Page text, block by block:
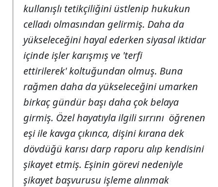
kullanışlı tetikçiliğini üstlenip hukukun
celladı olmasından gelirmiş. Daha da
yükseleceğini hayal ederken siyasal iktidar
içinde işler karışmış ve 'terfi
ettirilerek' koltuğundan olmuş. Buna
rağmen daha da yükseleceğini umarken
birkaç gündür başı daha çok belaya
girmiş. Özel hayatıyla ilgili sırrını öğrenen
eşi ile kavga çıkınca, dişini kırana dek
dövdüğü karısı darp raporu alıp kendisini
şikayet etmiş. Eşinin görevi nedeniyle
şikayet başvurusu işleme alınmak